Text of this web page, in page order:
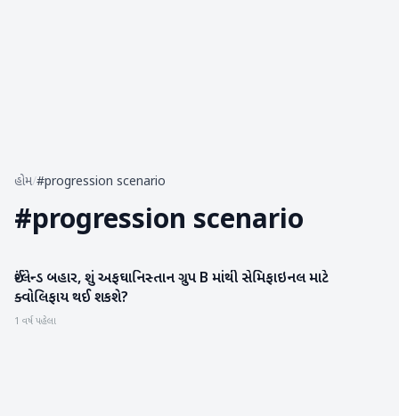
હોમ/#progression scenario
#progression scenario
રમતગમત
ઈંગ્લેન્ડ બહાર, શું અફઘાનિસ્તાન ગ્રુપ B માંથી સેમિફાઇનલ માટે
ક્વોલિફાય થઈ શકશે?
1 વર્ષ પહેલા